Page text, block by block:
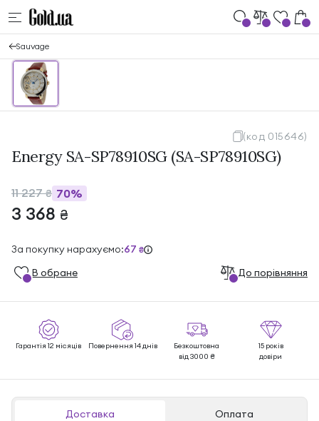
Sauvage
(код 015646)
Energy SA-SP78910SG (SA-SP78910SG)
11 227₴ 70%
3 368 ₴
За покупку нарахуємо:67 ₴
В обране До порівняння
Гарантія 12 місяців Повернення 14 днів
Безкоштовна
від 3000 ₴
15 років
довіри
Доставка Оплата